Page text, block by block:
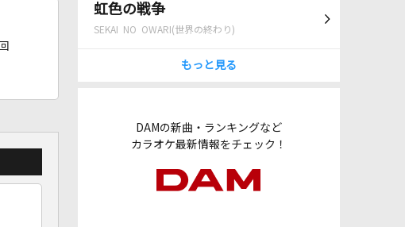
虹色の戦争
SEKAI NO OWARI(世界の終わり)
もっと見る
DAMの新曲・ランキングなど
カラオケ最新情報をチェック！
回